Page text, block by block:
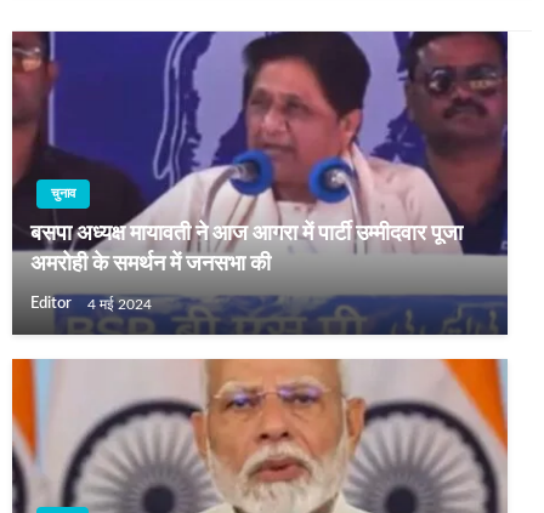
चुनाव
बसपा अध्‍यक्ष मायावती ने आज आगरा में पार्टी उम्‍मीदवार पूजा
अमरोही के समर्थन में जनसभा की
Editor 4 मई 2024